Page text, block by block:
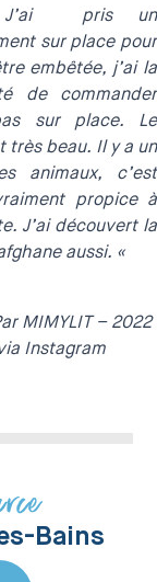
J’ai pris un
sur place pour
embêtée, j’ai la
de commander
sur place. Le
très beau. Il y a un
animaux, c’est
propice à
J’ai découvert la
aussi. «
MIMYLIT – 2022
Instagram
Bains